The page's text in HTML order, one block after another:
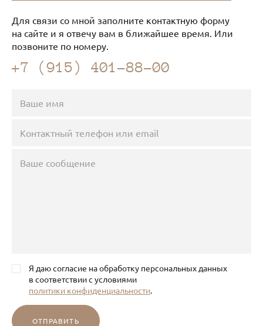
Для связи со мной заполните контактную форму
на сайте и я отвечу вам в ближайшее время. Или
позвоните по номеру.
+7 (915) 401-88-00
Я даю согласие на обработку персональных данных
в соответствии с условиями
политики конфиденциальности.
ОТПРАВИТЬ